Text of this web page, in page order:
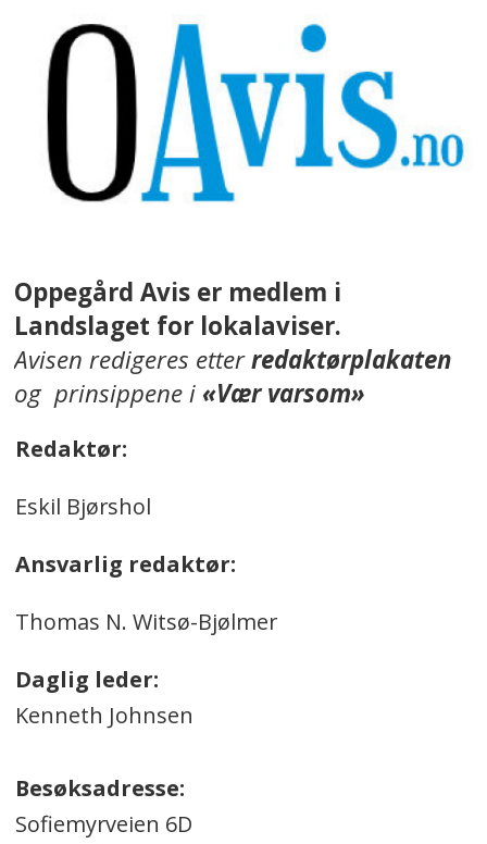
Oppegård Avis er medlem i
Landslaget for lokalaviser.
Avisen redigeres etterredaktørplakaten
og prinsippene i«Vær varsom»
Redaktør:
Eskil Bjørshol
Ansvarlig redaktør:
Thomas N. Witsø-Bjølmer
Daglig leder:
Kenneth Johnsen
Besøksadresse:
Sofiemyrveien 6D